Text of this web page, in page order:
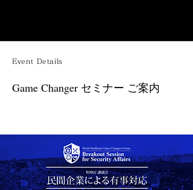
Event Details
Game Changer セミナー ご案内